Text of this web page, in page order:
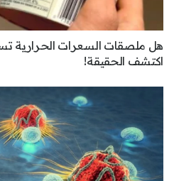
هل ملصقات السعرات الحرارية
اكتشف الحقيقة!